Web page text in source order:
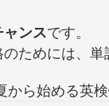
ンスです。
ためには、
ら始める英